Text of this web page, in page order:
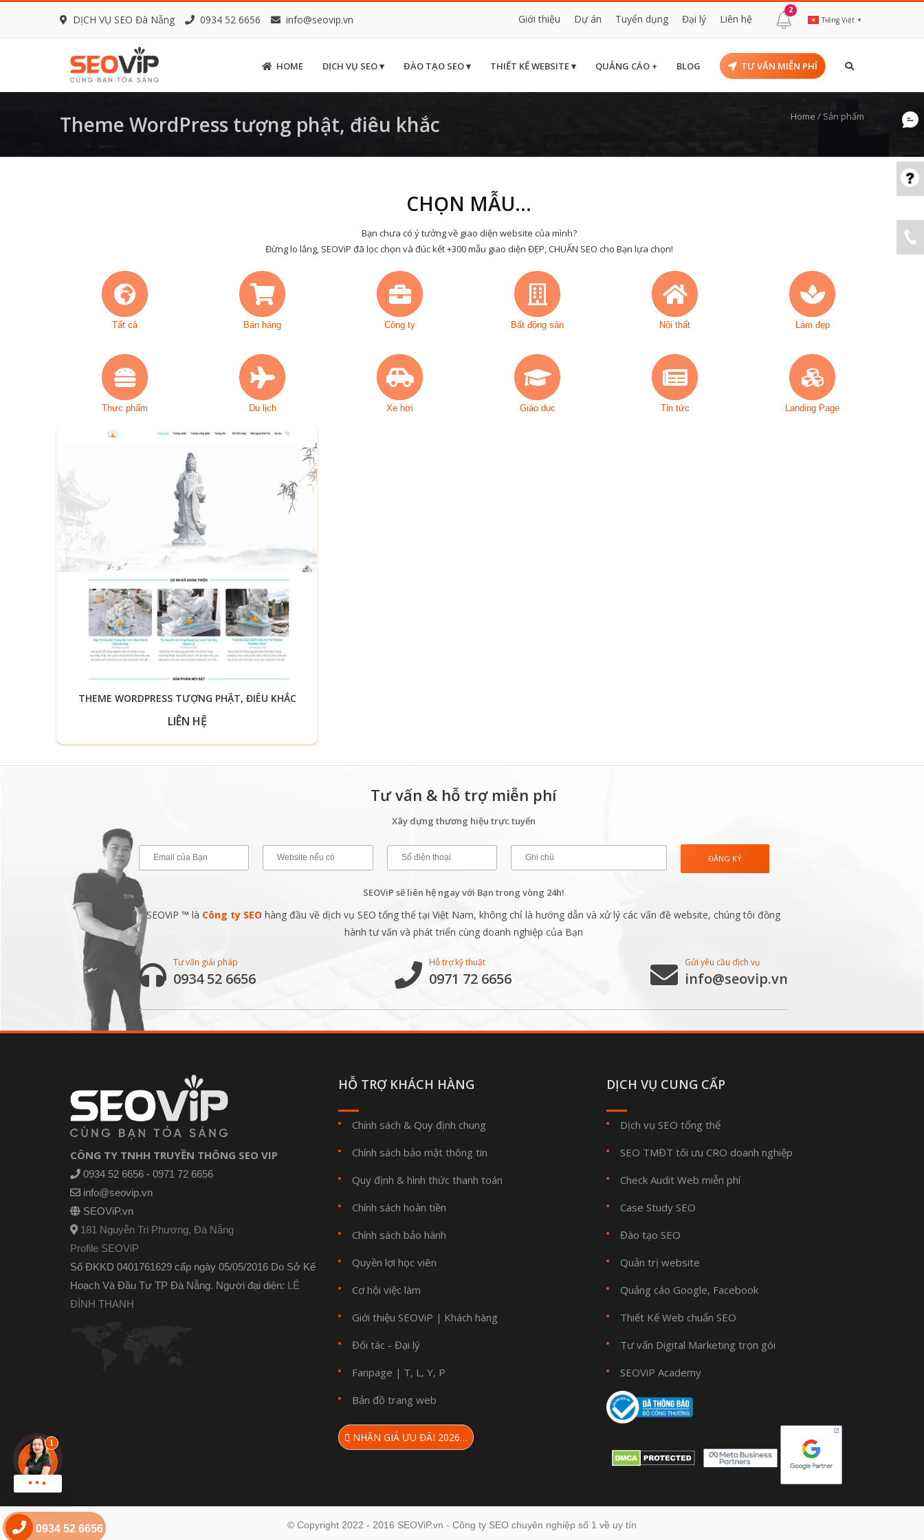
DỊCH VỤ SEO Đà Nẵng 0934 52 6656 info@seovip.vn Giới thiệu Dự án Tuyển dụng Đại lý Liên hệ
2
Tiếng Việt ▼
HOME DỊCH VỤ SEO ▾ ĐÀO TẠO SEO ▾ THIẾT KẾ WEBSITE ▾ QUẢNG CÁO + BLOG TƯ VẤN MIỄN PHÍ
Theme WordPress tượng phật, điêu khắc Home / Sản phẩm
CHỌN MẪU...
Bạn chưa có ý tưởng về giao diện website của mình?
Đừng lo lắng, SEOViP đã lọc chọn và đúc kết +300 mẫu giao diện ĐẸP, CHUẨN SEO cho Bạn lựa chọn!
Tất cả Bán hàng Công ty Bất động sản Nội thất Làm đẹp
Thực phẩm Du lịch Xe hơi Giáo dục Tin tức Landing Page
THEME WORDPRESS TƯỢNG PHẬT, ĐIÊU KHẮC
LIÊN HỆ
Tư vấn & hỗ trợ miễn phí
Xây dựng thương hiệu trực tuyến
SEOViP sẽ liên hệ ngay với Bạn trong vòng 24h!
SEOViP ™ là Công ty SEO hàng đầu về dịch vụ SEO tổng thể tại Việt Nam, không chỉ là hướng dẫn và xử lý các vấn đề website, chúng tôi đồng
hành tư vấn và phát triển cùng doanh nghiệp của Bạn
Tư vấn giải pháp
0934 52 6656
Hỗ trợ kỹ thuật
0971 72 6656
Gửi yêu cầu dịch vụ
info@seovip.vn
CÔNG TY TNHH TRUYỀN THÔNG SEO VIP
0934 52 6656 - 0971 72 6656
info@seovip.vn
SEOViP.vn
181 Nguyễn Tri Phương, Đà Nẵng
Profile SEOViP
Số ĐKKD 0401761629 cấp ngày 05/05/2016 Do Sở Kế
Hoạch Và Đầu Tư TP Đà Nẵng. Người đại diện: LÊ
ĐÌNH THANH
HỖ TRỢ KHÁCH HÀNG
Chính sách & Quy định chung
Chính sách bảo mật thông tin
Quy định & hình thức thanh toán
Chính sách hoàn tiền
Chính sách bảo hành
Quyền lợi học viên
Cơ hội việc làm
Giới thiệu SEOViP | Khách hàng
Đối tác - Đại lý
Fanpage | T, L, Y, P
Bản đồ trang web
NHẬN GIÁ ƯU ĐÃI 2026…
DỊCH VỤ CUNG CẤP
Dịch vụ SEO tổng thể
SEO TMĐT tối ưu CRO doanh nghiệp
Check Audit Web miễn phí
Case Study SEO
Đào tạo SEO
Quản trị website
Quảng cáo Google, Facebook
Thiết Kế Web chuẩn SEO
Tư vấn Digital Marketing trọn gói
SEOViP Academy
© Copyright 2022 - 2016 SEOViP.vn - Công ty SEO chuyên nghiệp số 1 về uy tín
Chat zalo !
0934 52 6656